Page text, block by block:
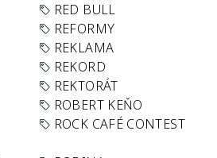
RED BULL
REFORMY
REKLAMA
REKORD
REKTORÁT
ROBERT KEŇO
ROCK CAFÉ CONTEST